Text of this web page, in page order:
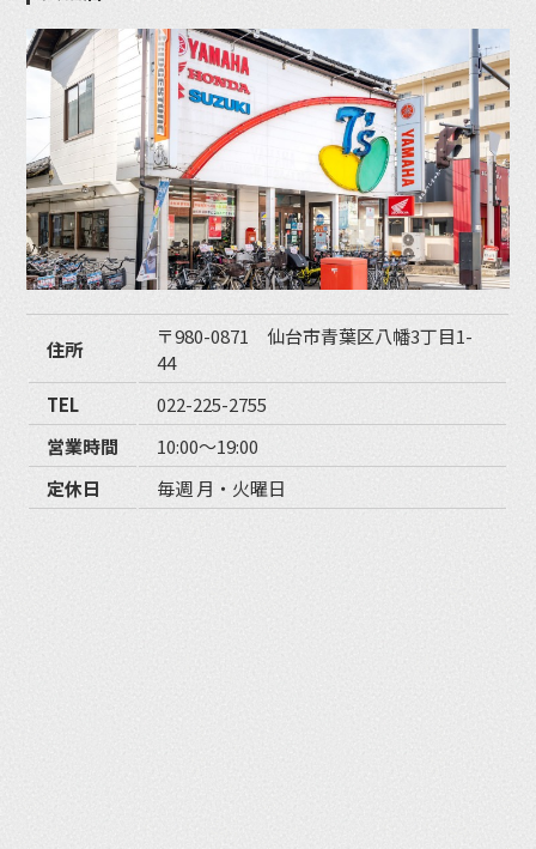
住所
〒980-0871 仙台市青葉区八幡3丁目1-
44
TEL
022-225-2755
営業時間
10:00〜19:00
定休日
毎週 月・火曜日